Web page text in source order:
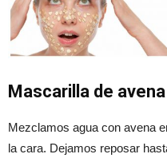
Mascarilla de avena
Mezclamos agua con avena
la cara. Dejamos reposar